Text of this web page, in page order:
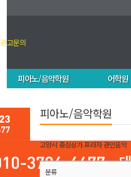
광고문의
피아노/음악학원 어학원
피아노/음악학원
고양시 중심상가 프라자 관인음악
분류